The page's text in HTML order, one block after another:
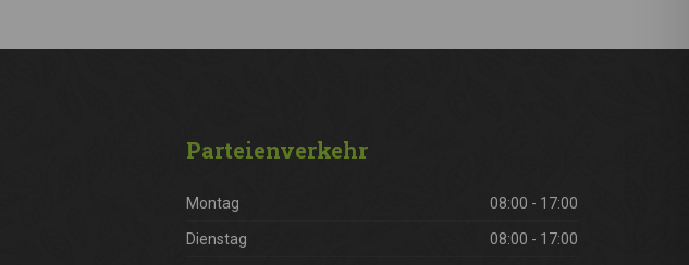
Parteienverkehr
Montag 08:00 - 17:00
Dienstag 08:00 - 17:00